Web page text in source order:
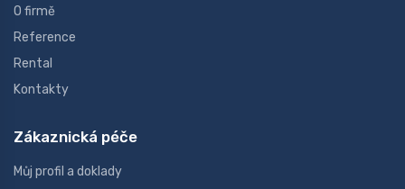
O firmě
Reference
Rental
Kontakty
Zákaznická péče
Můj profil a doklady